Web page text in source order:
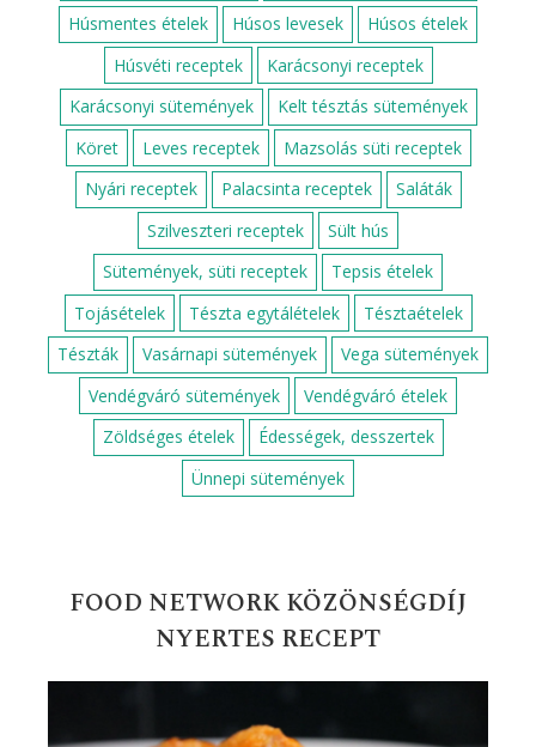
Húsmentes ételek
Húsos levesek
Húsos ételek
Húsvéti receptek
Karácsonyi receptek
Karácsonyi sütemények
Kelt tésztás sütemények
Köret
Leves receptek
Mazsolás süti receptek
Nyári receptek
Palacsinta receptek
Saláták
Szilveszteri receptek
Sült hús
Sütemények, süti receptek
Tepsis ételek
Tojásételek
Tészta egytálételek
Tésztaételek
Tészták
Vasárnapi sütemények
Vega sütemények
Vendégváró sütemények
Vendégváró ételek
Zöldséges ételek
Édességek, desszertek
Ünnepi sütemények
FOOD NETWORK KÖZÖNSÉGDÍJ
NYERTES RECEPT